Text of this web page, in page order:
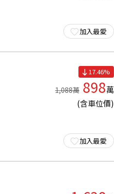
加入最愛
17.46%
1,088萬 898萬
(含車位價)
加入最愛